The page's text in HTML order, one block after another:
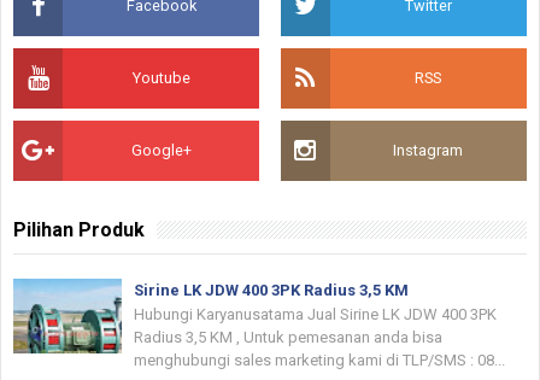
Facebook Twitter
Youtube RSS
Google+ Instagram
Pilihan Produk
Sirine LK JDW 400 3PK Radius 3,5 KM
Hubungi Karyanusatama Jual Sirine LK JDW 400 3PK
Radius 3,5 KM , Untuk pemesanan anda bisa
menghubungi sales marketing kami di TLP/SMS : 08...